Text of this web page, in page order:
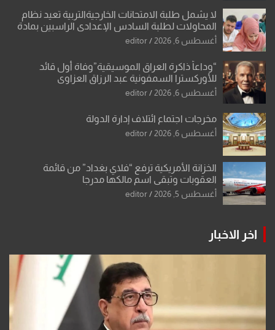
لا يشمل طلبة الامتحانات الخارجيةالتربية تعيد نظام
المحاولات لطلبة السادس الإعدادي الراسبين بمادة
أو مادتين
أغسطس 6, 2026 editor
“وداعاً ذاكرة العراق الموسيقية”وفاة أول قائد
للأوركسترا السمفونية عبد الرزاق العزاوي
أغسطس 6, 2026 editor
مخرجات اجتماع ائتلاف إدارة الدولة
أغسطس 6, 2026 editor
الخزانة الأمريكية ترفع “فلاي بغداد” من قائمة
العقوبات وتبقي اسم مالكها مدرجا
أغسطس 5, 2026 editor
اخر الاخبار